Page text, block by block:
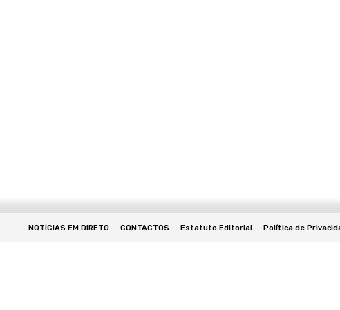
NOTÍCIAS EM DIRETO CONTACTOS Estatuto Editorial Política de